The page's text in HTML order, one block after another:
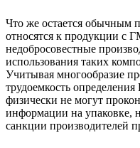
Что же остается обычным
относятся к продукции с
недобросовестные
использования таких
Учитывая многообразие
трудоемкость
физически не могут
информации на упаковке,
санкции производителей